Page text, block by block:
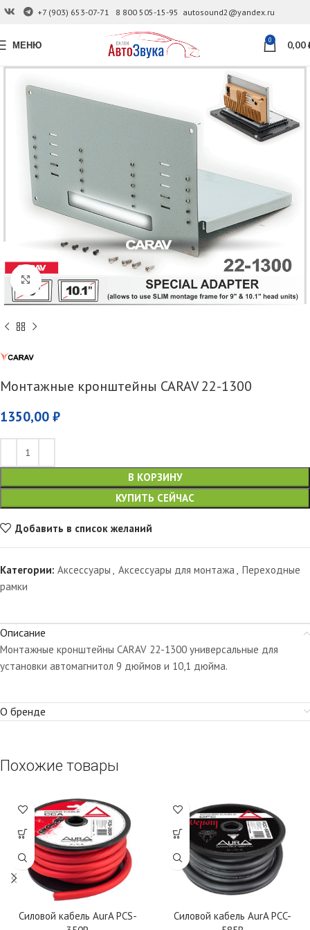
+7 (903) 653-07-71 8 800 505-15-95 autosound2@yandex.ru
МЕНЮ 0 0,00
Увеличить
Монтажные кронштейны CARAV 22-1300
1350,00 ₽
В КОРЗИНУ
КУПИТЬ СЕЙЧАС
Добавить в список желаний
Категории: Аксессуары , Аксессуары для монтажа , Переходные
рамки
Описание
Монтажные кронштейны CARAV 22-1300 универсальные для
установки автомагнитол 9 дюймов и 10,1 дюйма.
О бренде
Похожие товары
Силовой кабель AurA PCS-
Силовой кабель AurA PCC-